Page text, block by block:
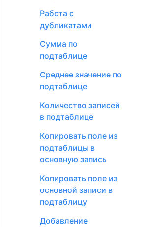
Работа с
дубликатами
Сумма по
подтаблице
Среднее значение по
подтаблице
Количество записей
в подтаблице
Копировать поле из
подтаблицы в
основную запись
Копировать поле из
основной записи в
подтаблицу
Добавление